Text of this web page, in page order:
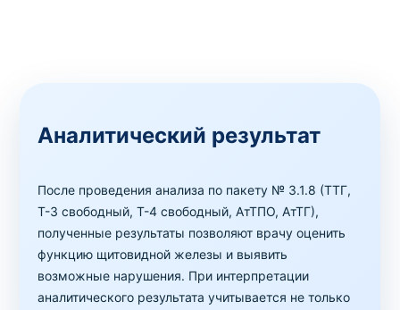
Аналитический результат
После проведения анализа по пакету № 3.1.8 (ТТГ,
Т-3 свободный, Т-4 свободный, АтТПО, АтТГ),
полученные результаты позволяют врачу оценить
функцию щитовидной железы и выявить
возможные нарушения. При интерпретации
аналитического результата учитывается не только